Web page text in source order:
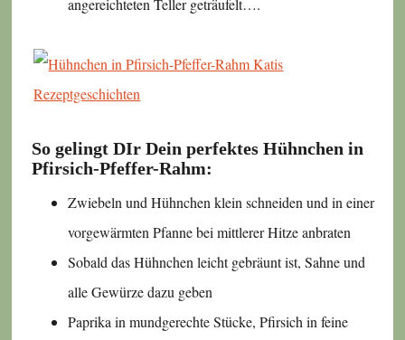
angereichteten Teller geträufelt….
So gelingt DIr Dein perfektes Hühnchen in
Pfirsich-Pfeffer-Rahm:
Zwiebeln und Hühnchen klein schneiden und in einer
vorgewärmten Pfanne bei mittlerer Hitze anbraten
Sobald das Hühnchen leicht gebräunt ist, Sahne und
alle Gewürze dazu geben
Paprika in mundgerechte Stücke, Pfirsich in feine